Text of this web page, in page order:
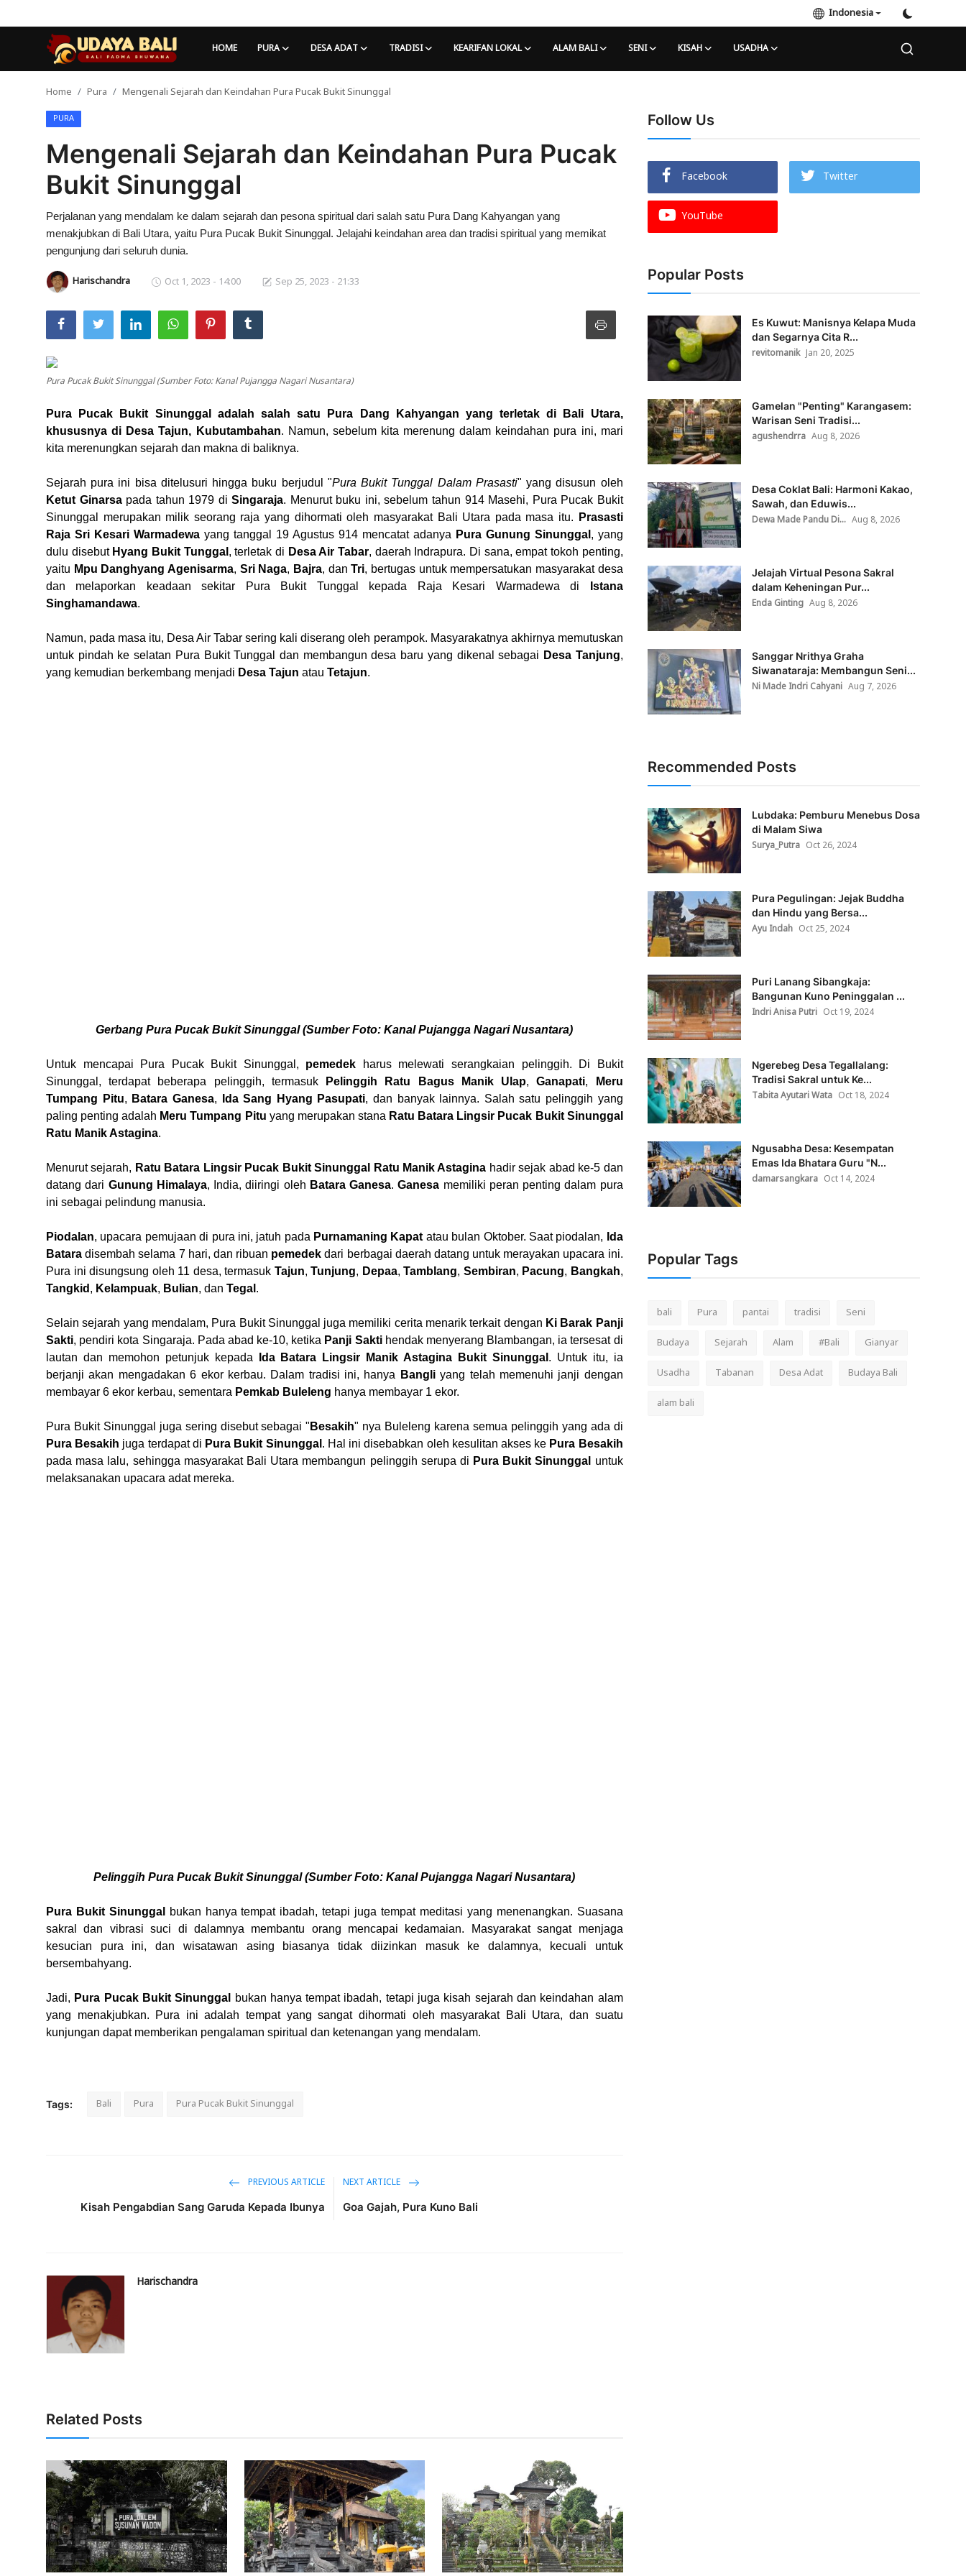
Indonesia
HOME PURA DESA ADAT TRADISI KEARIFAN LOKAL ALAM BALI SENI KISAH USADHA
Desa Adat
Kearifan lokal
Alam Bali
Indonesia
Home Pura Mengenali Sejarah dan Keindahan Pura Pucak Bukit Sinunggal
PURA
Mengenali Sejarah dan Keindahan Pura Pucak
Bukit Sinunggal
Perjalanan yang mendalam ke dalam sejarah dan pesona spiritual dari salah satu Pura Dang Kahyangan yang
menakjubkan di Bali Utara, yaitu Pura Pucak Bukit Sinunggal. Jelajahi keindahan area dan tradisi spiritual yang memikat
pengunjung dari seluruh dunia.
Harischandra Oct 1, 2023 - 14:00 Sep 25, 2023 - 21:33
Pura Pucak Bukit Sinunggal (Sumber Foto: Kanal Pujangga Nagari Nusantara)
Pura Pucak Bukit Sinunggal adalah salah satu Pura Dang Kahyangan yang terletak di Bali Utara,
khususnya di Desa Tajun, Kubutambahan. Namun, sebelum kita merenung dalam keindahan pura ini, mari
kita merenungkan sejarah dan makna di baliknya.
Sejarah pura ini bisa ditelusuri hingga buku berjudul "Pura Bukit Tunggal Dalam Prasasti" yang disusun oleh
Ketut Ginarsapada tahun 1979 diSingaraja. Menurut buku ini, sebelum tahun 914 Masehi, Pura Pucak Bukit
Sinunggal merupakan milik seorang raja yang dihormati oleh masyarakat Bali Utara pada masa itu.
Prasasti
Raja Sri Kesari Warmadewayang tanggal 19 Agustus 914 mencatat adanya Pura Gunung Sinunggal , yang
dulu disebut Hyang Bukit Tunggal , terletak di Desa Air Tabar, daerah Indrapura. Di sana, empat tokoh penting,
yaitu Mpu Danghyang Agenisarma, Sri Naga, Bajra, danTri, bertugas untuk mempersatukan masyarakat desa
dan melaporkan keadaan sekitar Pura Bukit Tunggal kepada Raja Kesari Warmadewa di
Istana
Singhamandawa.
Namun, pada masa itu, Desa Air Tabar sering kali diserang oleh perampok. Masyarakatnya akhirnya memutuskan
untuk pindah ke selatan Pura Bukit Tunggal dan membangun desa baru yang dikenal sebagai Desa Tanjung,
yang kemudian berkembang menjadi Desa Tajun atau Tetajun.
Gerbang Pura Pucak Bukit Sinunggal (Sumber Foto: Kanal Pujangga Nagari Nusantara)
Untuk mencapai Pura Pucak Bukit Sinunggal, pemedek harus melewati serangkaian pelinggih. Di Bukit
Sinunggal, terdapat beberapa pelinggih, termasuk
Pelinggih Ratu Bagus Manik Ulap,Ganapati,
Meru
Tumpang Pitu, Batara Ganesa, Ida Sang Hyang Pasupati, dan banyak lainnya. Salah satu pelinggih yang
paling penting adalah Meru Tumpang Pitu yang merupakan stana Ratu Batara Lingsir Pucak Bukit Sinunggal
Ratu Manik Astagina.
Menurut sejarah, Ratu Batara Lingsir Pucak Bukit Sinunggal Ratu Manik Astagina hadir sejak abad ke-5 dan
datang dari Gunung Himalaya, India, diiringi oleh Batara Ganesa.Ganesa memiliki peran penting dalam pura
ini sebagai pelindung manusia.
Piodalan, upacara pemujaan di pura ini, jatuh pada Purnamaning Kapat atau bulan Oktober. Saat piodalan, Ida
Batara disembah selama 7 hari, dan ribuan pemedek dari berbagai daerah datang untuk merayakan upacara ini.
Pura ini disungsung oleh 11 desa, termasuk Tajun,Tunjung, Depaa,Tamblang, Sembiran, Pacung, Bangkah,
Tangkid , Kelampuak, Bulian, dan Tegal .
Selain sejarah yang mendalam, Pura Bukit Sinunggal juga memiliki cerita menarik terkait dengan Ki Barak Panji
Sakti, pendiri kota Singaraja. Pada abad ke-10, ketika Panji Saktihendak menyerang Blambangan, ia tersesat di
lautan dan memohon petunjuk kepada
Ida Batara Lingsir Manik Astagina Bukit Sinunggal . Untuk itu, ia
berjanji akan mengadakan 6 ekor kerbau. Dalam tradisi ini, hanya
Bangliyang telah memenuhi janji dengan
membayar 6 ekor kerbau, sementara Pemkab Buleleng hanya membayar 1 ekor.
Pura Bukit Sinunggal juga sering disebut sebagai " Besakih" nya Buleleng karena semua pelinggih yang ada di
Pura Besakih juga terdapat di Pura Bukit Sinunggal . Hal ini disebabkan oleh kesulitan akses ke Pura Besakih
pada masa lalu, sehingga masyarakat Bali Utara membangun pelinggih serupa di Pura Bukit Sinunggal
untuk
melaksanakan upacara adat mereka.
Pelinggih Pura Pucak Bukit Sinunggal (Sumber Foto: Kanal Pujangga Nagari Nusantara)
Pura Bukit Sinunggal
bukan hanya tempat ibadah, tetapi juga tempat meditasi yang menenangkan. Suasana
sakral dan vibrasi suci di dalamnya membantu orang mencapai kedamaian. Masyarakat sangat menjaga
kesucian pura ini, dan wisatawan asing biasanya tidak diizinkan masuk ke dalamnya, kecuali untuk
bersembahyang.
Jadi, Pura Pucak Bukit Sinunggal
bukan hanya tempat ibadah, tetapi juga kisah sejarah dan keindahan alam
yang menakjubkan. Pura ini adalah tempat yang sangat dihormati oleh masyarakat Bali Utara, dan suatu
kunjungan dapat memberikan pengalaman spiritual dan ketenangan yang mendalam.
Tags: Bali Pura Pura Pucak Bukit Sinunggal
PREVIOUS ARTICLE
Kisah Pengabdian Sang Garuda Kepada Ibunya
NEXT ARTICLE
Goa Gajah, Pura Kuno Bali
Harischandra
Related Posts
Follow Us
Facebook
Twitter
YouTube
Popular Posts
Es Kuwut: Manisnya Kelapa Muda
dan Segarnya Cita R...
revitomanik Jan 20, 2025
Gamelan "Penting" Karangasem:
Warisan Seni Tradisi...
agushendrra Aug 8, 2026
Desa Coklat Bali: Harmoni Kakao,
Sawah, dan Eduwis...
Dewa Made Pandu Di... Aug 8, 2026
Jelajah Virtual Pesona Sakral
dalam Keheningan Pur...
Enda Ginting Aug 8, 2026
Sanggar Nrithya Graha
Siwanataraja: Membangun Seni...
Ni Made Indri Cahyani Aug 7, 2026
Recommended Posts
Lubdaka: Pemburu Menebus Dosa
di Malam Siwa
Surya_Putra Oct 26, 2024
Pura Pegulingan: Jejak Buddha
dan Hindu yang Bersa...
Ayu Indah Oct 25, 2024
Puri Lanang Sibangkaja:
Bangunan Kuno Peninggalan ...
Indri Anisa Putri Oct 19, 2024
Ngerebeg Desa Tegallalang:
Tradisi Sakral untuk Ke...
Tabita Ayutari Wata Oct 18, 2024
Ngusabha Desa: Kesempatan
Emas Ida Bhatara Guru "N...
damarsangkara Oct 14, 2024
Popular Tags
bali Pura pantai tradisi
Seni
Budaya
Sejarah Alam #Bali
Gianyar
Usadha
Tabanan Desa Adat
Budaya Bali
alam bali